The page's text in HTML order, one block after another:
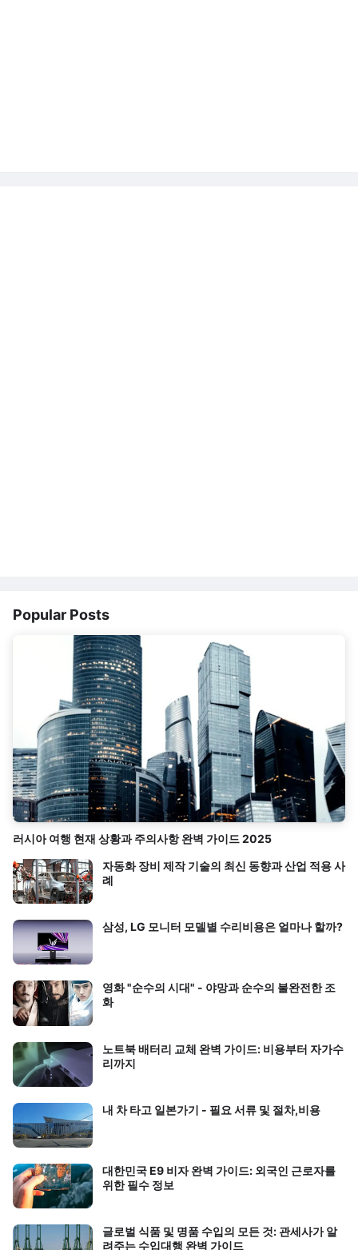
Popular Posts
러시아 여행 현재 상황과 주의사항 완벽 가이드 2025
자동화 장비 제작 기술의 최신 동향과 산업 적용 사
례
삼성, LG 모니터 모델별 수리비용은 얼마나 할까?
영화 "순수의 시대" - 야망과 순수의 불완전한 조
화
노트북 배터리 교체 완벽 가이드: 비용부터 자가수
리까지
내 차 타고 일본가기 - 필요 서류 및 절차,비용
대한민국 E9 비자 완벽 가이드: 외국인 근로자를
위한 필수 정보
글로벌 식품 및 명품 수입의 모든 것: 관세사가 알
려주는 수입대행 완벽 가이드